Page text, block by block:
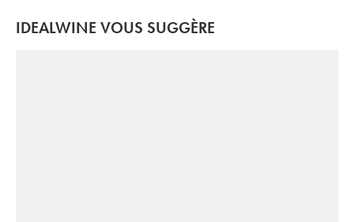
IDEALWINE VOUS SUGGÈRE